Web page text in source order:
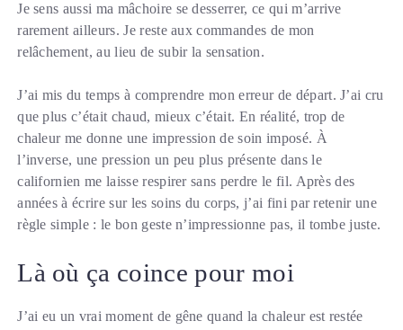
Je sens aussi ma mâchoire se desserrer, ce qui m’arrive
rarement ailleurs. Je reste aux commandes de mon
relâchement, au lieu de subir la sensation.
J’ai mis du temps à comprendre mon erreur de départ. J’ai cru
que plus c’était chaud, mieux c’était. En réalité, trop de
chaleur me donne une impression de soin imposé. À
l’inverse, une pression un peu plus présente dans le
californien me laisse respirer sans perdre le fil. Après des
années à écrire sur les soins du corps, j’ai fini par retenir une
règle simple : le bon geste n’impressionne pas, il tombe juste.
Là où ça coince pour moi
J’ai eu un vrai moment de gêne quand la chaleur est restée